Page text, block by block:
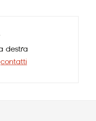
destra
contatti